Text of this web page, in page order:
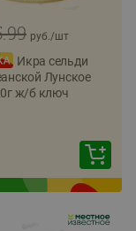
руб./шт
Икра сельди
Лунское
ж/б ключ